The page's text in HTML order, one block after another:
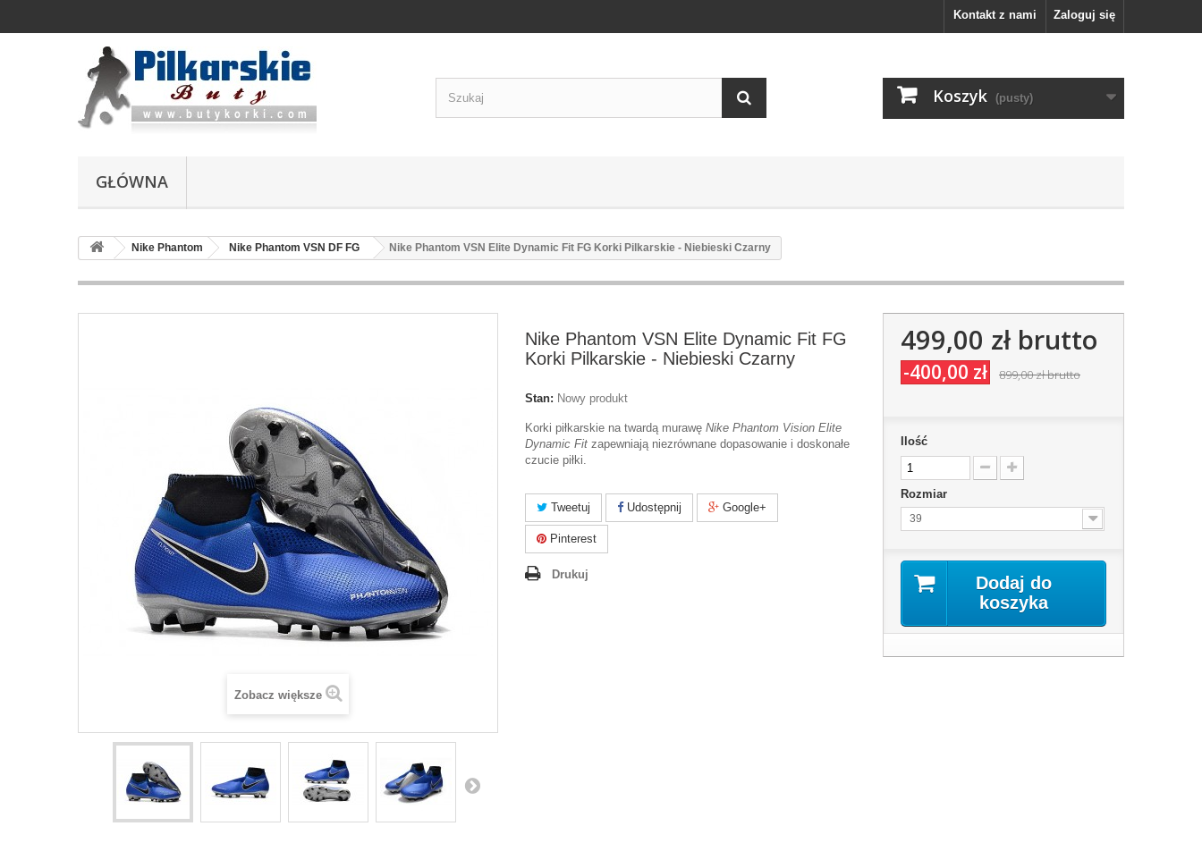
Zaloguj się
Kontakt z nami
Koszyk (pusty)
GŁÓWNA
Nike Phantom Nike Phantom VSN DF FG Nike Phantom VSN Elite Dynamic Fit FG Korki Pilkarskie - Niebieski Czarny
Zobacz większe
Nike Phantom VSN Elite Dynamic Fit FG
Korki Pilkarskie - Niebieski Czarny
Stan: Nowy produkt
Korki piłkarskie na twardą murawę Nike Phantom Vision Elite
Dynamic Fit zapewniają niezrównane dopasowanie i doskonałe
czucie piłki.
Tweetuj Udostępnij Google+
Pinterest
Drukuj
499,00 złbrutto
-400,00 zł 899,00 złbrutto
Ilość
Rozmiar
39
Dodaj do
koszyka